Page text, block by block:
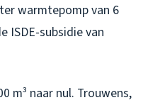
warmtepomp van 6
ISDE-subsidie van
m³ naar nul. Trouwens,